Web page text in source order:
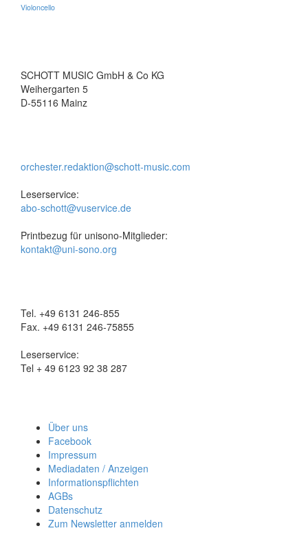
Violoncello
SCHOTT MUSIC GmbH & Co KG
Weihergarten 5
D-55116 Mainz
orchester.redaktion@schott-music.com
Leserservice:
abo-schott@vuservice.de
Printbezug für unisono-Mitglieder:
kontakt@uni-sono.org
Tel. +49 6131 246-855
Fax. +49 6131 246-75855
Leserservice:
Tel + 49 6123 92 38 287
Über uns
Facebook
Impressum
Mediadaten / Anzeigen
Informationspflichten
AGBs
Datenschutz
Zum Newsletter anmelden